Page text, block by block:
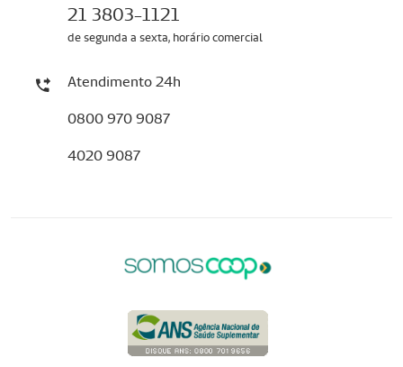
21 3803-1121
de segunda a sexta, horário comercial
Atendimento 24h
0800 970 9087
4020 9087